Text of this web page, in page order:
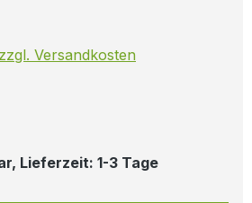
Versandkosten
von 5 von 5 Sternen
Lieferzeit: 1-3 Tage